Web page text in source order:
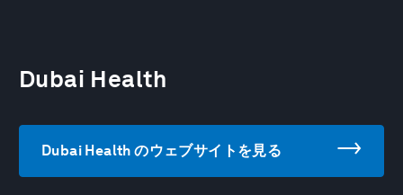
Dubai Health
Dubai Health のウェブサイトを見る